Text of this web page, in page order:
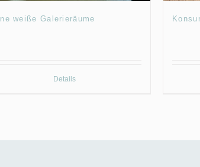
weiße Galerieräume
Details